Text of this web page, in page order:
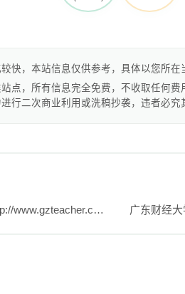
快，本站信息仅供参考，具体以您所在
点，所有信息完全免费，不收取任何
行二次商业利用或洗稿抄袭，违者必究
广州市中小学教师继续教育网http://www.gzteacher.com/
广东财经